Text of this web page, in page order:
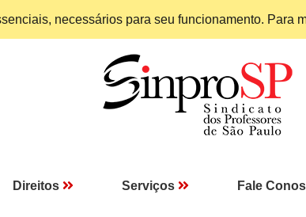
necessários para seu funcionamento. Para
Direitos Serviços Fale